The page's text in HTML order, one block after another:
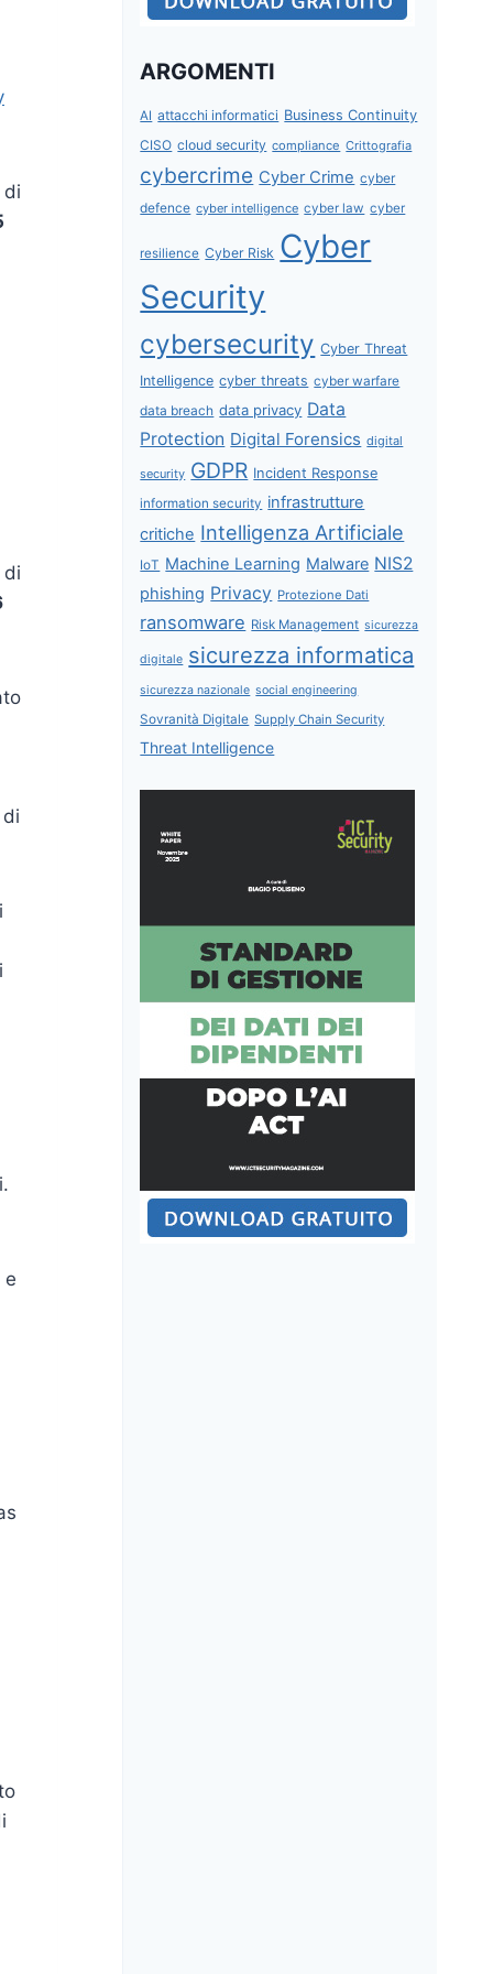
di
e
ARGOMENTI
AI attacchi informatici Business Continuity
CISO cloud security compliance Crittografia
cybercrime Cyber Crime cyber
defence cyber intelligence cyber law cyber
resilience Cyber Risk Cyber
Security
cybersecurity Cyber Threat
Intelligence cyber threats cyber warfare
data breach data privacy Data
Protection Digital Forensics digital
security GDPR Incident Response
information security infrastrutture
critiche Intelligenza Artificiale
IoT Machine Learning Malware NIS2
phishing Privacy Protezione Dati
ransomware Risk Management sicurezza
digitale sicurezza informatica
sicurezza nazionale social engineering
Sovranità Digitale Supply Chain Security
Threat Intelligence